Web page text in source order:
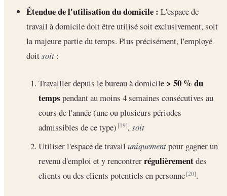
Étendue de l'utilisation du domicile : L'espace de
travail à domicile doit être utilisé soit exclusivement, soit
la majeure partie du temps. Plus précisément, l'employé
doitsoit :
Travailler depuis le bureau à domicile > 50 % du
temps pendant au moins 4 semaines consécutives au
cours de l'année (une ou plusieurs périodes
admissibles de ce type)[19],soit
Utiliser l'espace de travail uniquementpour gagner un
revenu d'emploi et y rencontrerrégulièrementdes
clients ou des clients potentiels en personne[20].